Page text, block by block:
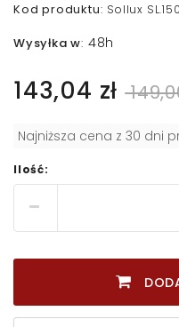
Kod produktu: Sollux
Wysyłka w: 48h
143,04 zł
Najniższa cena z 30 dni
Ilość: